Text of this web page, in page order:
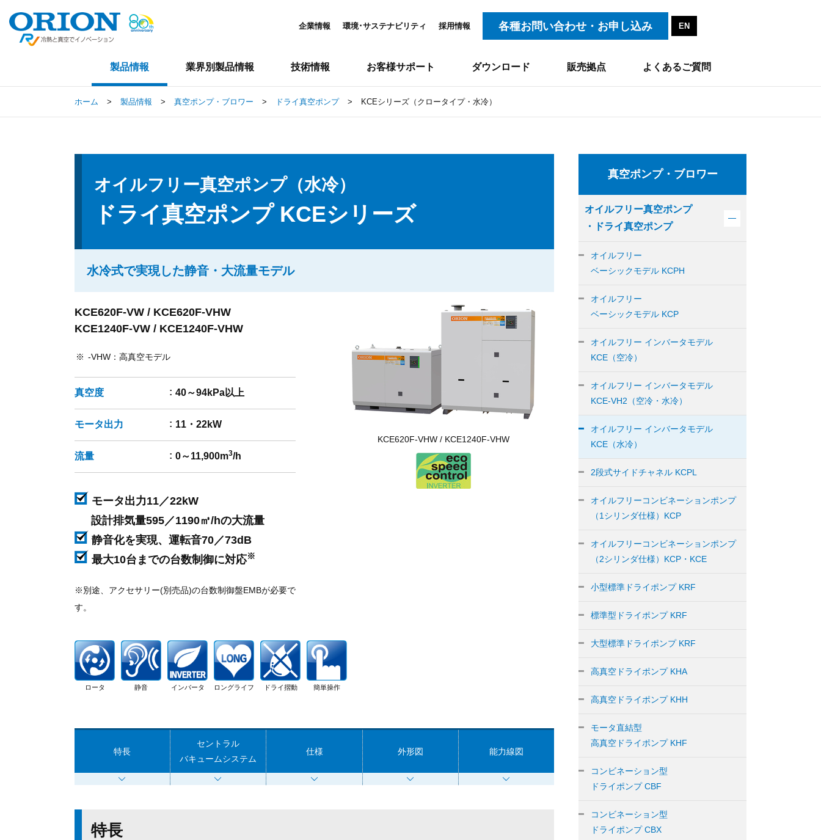
企業情報 環境･サステナビリティ 採用情報 各種お問い合わせ・お申し込み EN
製品情報 業界別製品情報 技術情報 お客様サポート ダウンロード 販売拠点 よくあるご質問
ホーム > 製品情報 > 真空ポンプ・ブロワー > ドライ真空ポンプ > KCEシリーズ（クロータイプ・水冷）
オイルフリー真空ポンプ（水冷）
ドライ真空ポンプ KCEシリーズ
水冷式で実現した静音・大流量モデル
KCE620F-VW / KCE620F-VHW
KCE1240F-VW / KCE1240F-VHW
-VHW：高真空モデル
真空度 40～94kPa以上
モータ出力 11・22kW
流量 0～11,900m3/h
モータ出力11／22kW
設計排気量595／1190㎥/hの大流量
静音化を実現、運転音70／73dB
最大10台までの台数制御に対応※
※別途、アクセサリー(別売品)の台数制御盤EMBが必要で
す。
KCE620F-VHW / KCE1240F-VHW
ロータ 静音 インバータ ロングライフ ドライ摺動 簡単操作
特長
セントラル
バキュームシステム
仕様 外形図 能力線図
特長
真空ポンプ・ブロワー
オイルフリー真空ポンプ
・ドライ真空ポンプ
オイルフリー
ベーシックモデル KCPH
オイルフリー
ベーシックモデル KCP
オイルフリー インバータモデル
KCE（空冷）
オイルフリー インバータモデル
KCE-VH2（空冷・水冷）
オイルフリー インバータモデル
KCE（水冷）
2段式サイドチャネル KCPL
オイルフリーコンビネーションポンプ
（1シリンダ仕様）KCP
オイルフリーコンビネーションポンプ
（2シリンダ仕様）KCP・KCE
小型標準ドライポンプ KRF
標準型ドライポンプ KRF
大型標準ドライポンプ KRF
高真空ドライポンプ KHA
高真空ドライポンプ KHH
モータ直結型
高真空ドライポンプ KHF
コンビネーション型
ドライポンプ CBF
コンビネーション型
ドライポンプ CBX